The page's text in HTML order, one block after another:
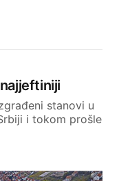
stanovi u
i tokom prošle